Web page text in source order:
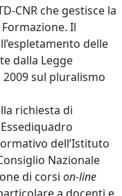
CNR che gestisce la
Il
delle
dalla Legge
sul pluralismo
richiesta di
dell’Istituto
Nazionale
di corsi on-line